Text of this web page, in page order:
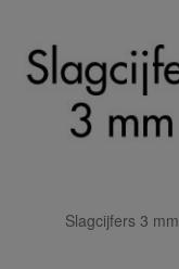
Slagcijfers 3 mm